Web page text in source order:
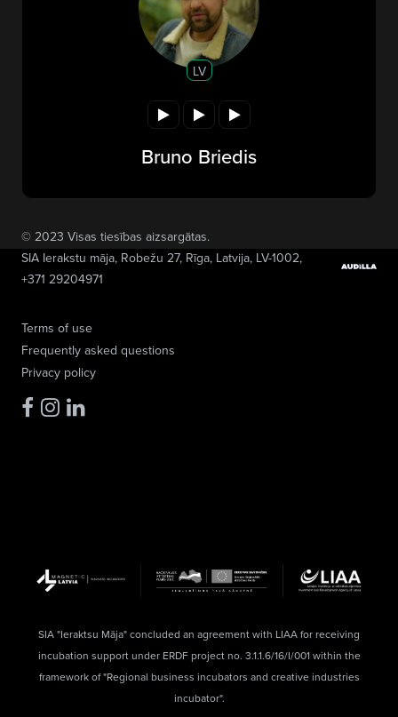
LV
Bruno Briedis
Terms of use
Frequently asked questions
Privacy policy
© 2023 Visas tiesības aizsargātas.
SIA Ierakstu māja, Robežu 27, Rīga, Latvija, LV-1002,
+371 29204971
SIA "Ieraktsu Māja" concluded an agreement with LIAA for receiving
incubation support under ERDF project no. 3.1.1.6/16/I/001 within the
framework of "Regional business incubators and creative industries
incubator".